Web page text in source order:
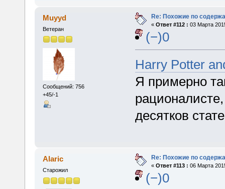
Muyyd
Ветеран
Сообщений: 756
+45/-1
Re: Похожие по
« Ответ #112 : 03 Марта
(−)0
Harry Potter
Я примерно
десятков
Alaric
Старожил
Re: Похожие по
« Ответ #113 : 06 Марта
(−)0